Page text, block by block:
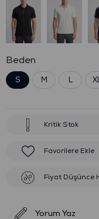
Beden
S M L
Kritik Stok
Favorilere Ekle
Fiyat Düşünce
Yorum Yaz